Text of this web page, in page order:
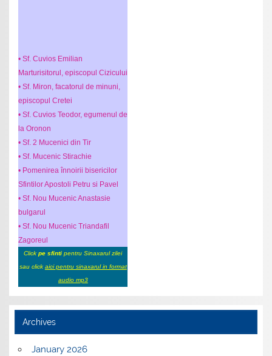
• Sf. Cuvios Emilian
Marturisitorul, episcopul Cizicului
• Sf. Miron, facatorul de minuni,
episcopul Cretei
• Sf. Cuvios Teodor, egumenul de
la Oronon
• Sf. 2 Mucenici din Tir
• Sf. Mucenic Stirachie
• Pomenirea înnoirii bisericilor
Sfintilor Apostoli Petru si Pavel
• Sf. Nou Mucenic Anastasie
bulgarul
• Sf. Nou Mucenic Triandafil
Zagoreul
Clickpe sfinti pentru Sinaxarul zilei
sau click aici pentru sinaxarul in format
audio mp3
Archives
January 2026